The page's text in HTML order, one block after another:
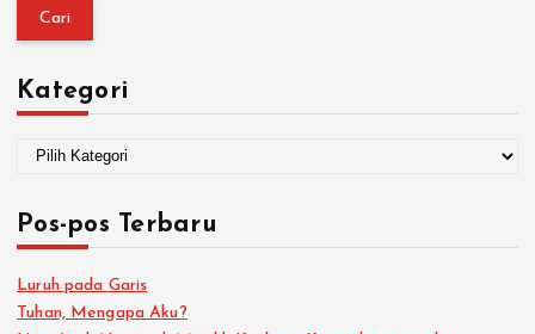
Kategori
Pos-pos Terbaru
Luruh pada Garis
Tuhan, Mengapa Aku?